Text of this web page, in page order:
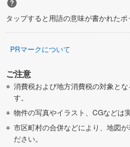
タップすると用語の意味が書かれたポ
PRマークについて
ご注意
消費税および地方消費税の対象と
す。
物件の写真やイラスト、CGなどは
市区町村の合併などにより、地図
ださい。